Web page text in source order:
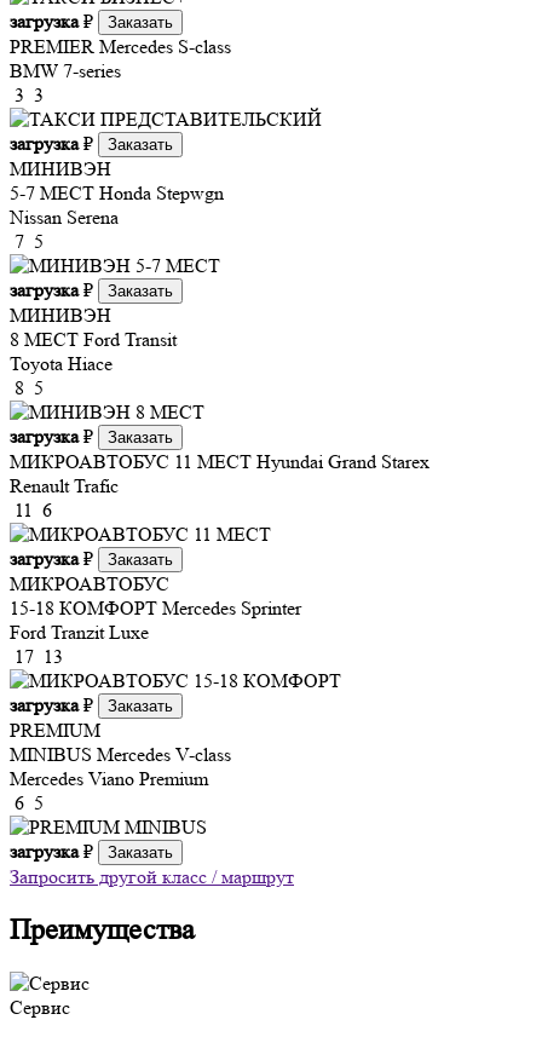
загрузка₽ Заказать
PREMIER Mercedes S-class
BMW 7-series
3 3
загрузка₽ Заказать
МИНИВЭН
5-7 МЕСТ Honda Stepwgn
Nissan Serena
7 5
загрузка₽ Заказать
МИНИВЭН
8 МЕСТ Ford Transit
Toyota Hiace
8 5
загрузка₽ Заказать
МИКРОАВТОБУС 11 МЕСТ Hyundai Grand Starex
Renault Trafic
11 6
загрузка₽ Заказать
МИКРОАВТОБУС
15-18 КОМФОРТ Mercedes Sprinter
Ford Tranzit Luxe
17 13
загрузка₽ Заказать
PREMIUM
MINIBUS Mercedes V-class
Mercedes Viano Premium
6 5
загрузка₽ Заказать
Запросить другой класс / маршрут
Преимущества
Сервис